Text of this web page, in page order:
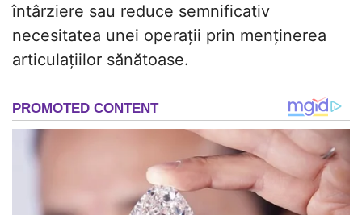
întârziere sau reduce semnificativ
necesitatea unei operații prin menținerea
articulațiilor sănătoase.